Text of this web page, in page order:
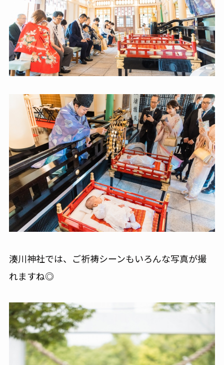
湊川神社では、ご祈祷シーンもいろんな写真が撮
れますね◎